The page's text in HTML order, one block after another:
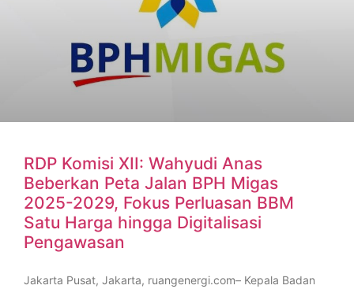
RDP Komisi XII: Wahyudi Anas
Beberkan Peta Jalan BPH Migas
2025-2029, Fokus Perluasan BBM
Satu Harga hingga Digitalisasi
Pengawasan
Jakarta Pusat, Jakarta, ruangenergi.com– Kepala Badan